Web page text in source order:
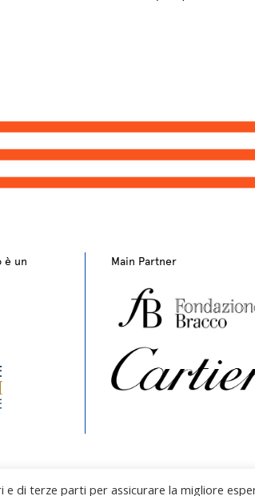
è un
Main Partner
di terze parti per assicurare la migliore